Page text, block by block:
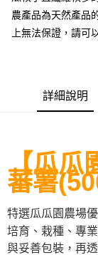
便利好安心！
１．簡單：不需註冊
２．便利：只要手機
１．於結帳方式選
結帳頁面，進行簡
※ 請注意：結帳手
購買商品的店家。未
後付繳納相關費用。
※ 交易是否成功請以
是否繳費成功／繳費
客戶支援中心」
【注意事項】
每筆NT$250，滿
每筆NT$250，滿
農產品為天然產品
上無法保證，請可
詳細說明
【瓜瓜
蕃薯
特選瓜瓜園農場
培育、栽種、專
與妥善包裝，再